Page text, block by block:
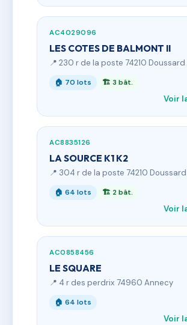
AC4029096
LES COTES DE BALMONT II
📍 230 r de la poste 74210 Doussard
🏠 70 lots 🏗 3 bât.
Voir
AC8835126
LA SOURCE K1 K2
📍 304 r de la poste 74210 Doussard
🏠 64 lots 🏗 2 bât.
Voir
AC0858456
LE SQUARE
📍 4 r des perdrix 74960 Annecy
🏠 64 lots
Voir